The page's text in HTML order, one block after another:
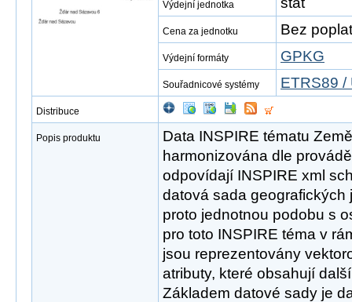
Výdejní jednotka
Cena za jednotku Bez
Výdejní formáty GPKG
Souřadnicové systémy ETRS89 /
Distribuce
Popis produktu
Data INSPIRE tématu
harmonizována dle
odpovídají INSPIRE xml
datová sada geografických
proto jednotnou podobu s
pro toto INSPIRE téma v
jsou reprezentovány
atributy, které obsahují
Základem datové sady je